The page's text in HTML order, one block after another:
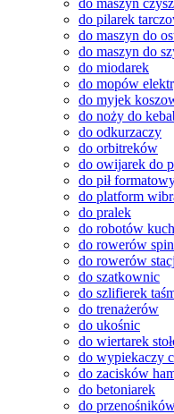
do pilarek
do maszyn do
do maszyn do
do miodarek
do mopów
do myjek
do noży do
do odkurzaczy
do orbitreków
do owijarek do
do pił
do platform
do pralek
do robotów
do rowerów
do rowerów
do szatkownic
do szlifierek
do trenażerów
do ukośnic
do wiertarek
do wypiekaczy
do zacisków
do betoniarek
do